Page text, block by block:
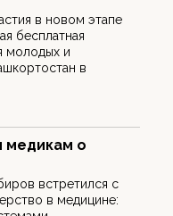
в новом этапе
бесплатная
молодых и
в
медикам о
встретился с
в медицине: